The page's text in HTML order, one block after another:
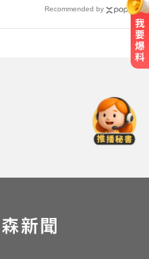
Recommended by
助減重！台
4成